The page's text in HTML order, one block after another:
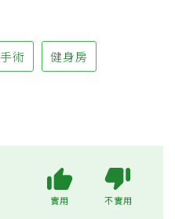
術 健身房
實用 不實用